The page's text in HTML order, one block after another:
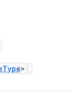
>